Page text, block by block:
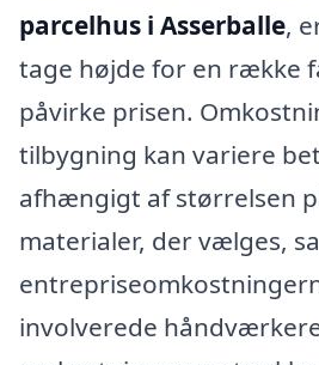
parcelhus i Asserballe,
tage højde for en række
påvirke prisen.
tilbygning kan variere
afhængigt af størrelsen
materialer, der vælges,
involverede